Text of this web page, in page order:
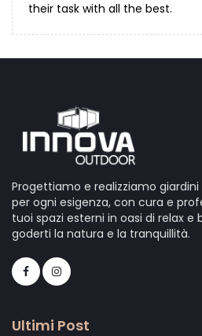
their task with all the best.
Progettiamo e realizziamo
per ogni esigenza, con cura e
tuoi spazi esterni in oasi di relax e
goderti la natura e la tranquillità.
Ultimi Post